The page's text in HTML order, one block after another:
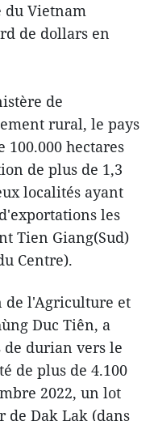
du Vietnam
de dollars en
de
rural, le pays
hectares
de plus de 1,3
localités ayant
les
Tien Giang(Sud)
Centre).
l'Agriculture et
Duc Tiên, a
de durian vers le
de plus de 4.100
2022, un lot
Dak Lak (dans